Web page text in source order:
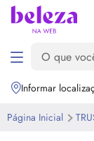
Informar
Página Inicial